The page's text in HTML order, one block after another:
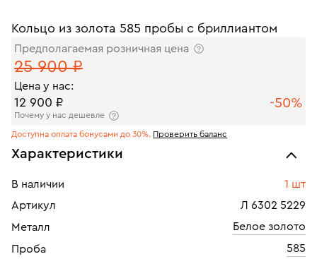
Кольцо из золота 585 пробы с бриллиантом
Предполагаемая розничная цена
25 900 ₽
Цена у нас:
12 900 ₽ -50%
Почему у нас дешевле
Доступна оплата бонусами до 30%. Проверить баланс
Характеристики
В наличии
1 шт
Артикул
Л 6302 5229
Металл
Белое золото
Проба
585